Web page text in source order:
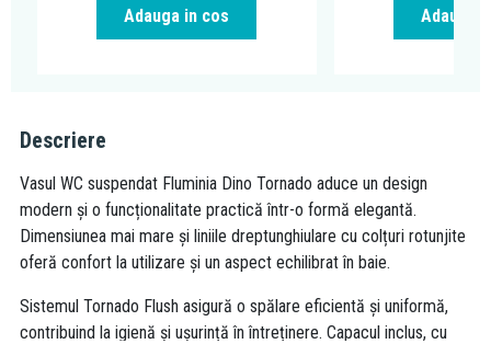
Adauga in cos Adauga
Descriere
Vasul WC suspendat Fluminia Dino Tornado aduce un design
modern și o funcționalitate practică într-o formă elegantă.
Dimensiunea mai mare și liniile dreptunghiulare cu colțuri rotunjite
oferă confort la utilizare și un aspect echilibrat în baie.
Sistemul Tornado Flush asigură o spălare eficientă și uniformă,
contribuind la igienă și ușurință în întreținere. Capacul inclus, cu